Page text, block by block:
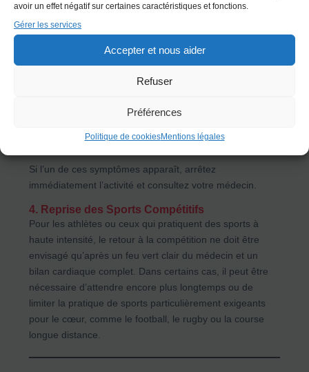
avoir un effet négatif sur certaines caractéristiques et fonctions.
Gérer les services
Accepter et nous aider
Refuser
Préférences
Politique de cookiesMentions légales
mais toujours avec prudence.
3.Surveillance des Symptômes
Tout au long de votre reprise, soyez attentif aux signes
suivants :
Essoufflement excessif.
Douleur thoracique.
Si l’un de ces symptômes apparaît, arrêtez
immédiatement l’activité et consultez votre médecin.
4. Reprise des Sports Compétitifs
Pour les athlètes ou ceux qui pratiquent des sports à
haute intensité, le retour à la compétition ne doit être
envisagé qu’après un feu vert clair du médecin et un
bilan cardiaque complet. Dans certains cas, il peut être
nécessaire d’attendre encore plus longtemps ou de
limiter la pratique de sports particulièrement exigeants
pour le cœur, comme le football, le rugby ou la course
longue distance.